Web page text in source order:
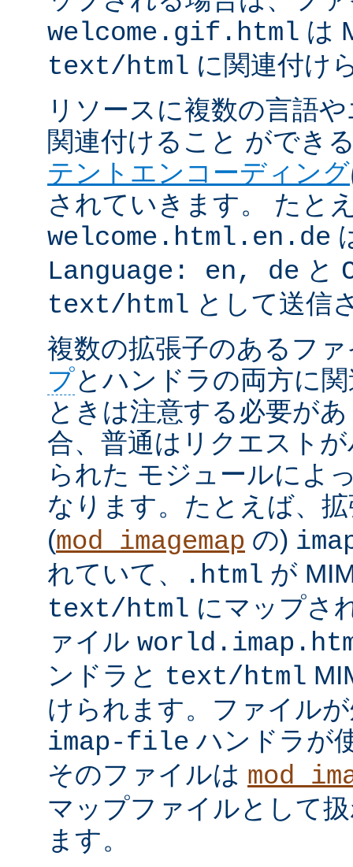
welcome.gif.html は
text/html に関連付け
リソースに複数の言語
関連付けること ができ
テントエンコーディング
されていきます。 たと
welcome.html.en.de
Language: en, de と
text/html として送信
複数の拡張子のあるフ
プとハンドラの両方に
ときは注意する必要が
合、普通はリクエスト
られた モジュールによ
なります。たとえば、
(mod_imagemap の)
れていて、
.html が
text/html にマップさ
ァイル
ンドラと text/html
けられます。ファイル
imap-file ハンドラが
そのファイルは
マップファイルとして
ます。